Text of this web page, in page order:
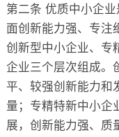
第二条 优质中小企
面创新能力强、专注
创新型中小企业、专
企业三个层次组成。
平、较强创新能力和
量；专精特新中小企
展，创新能力强、质